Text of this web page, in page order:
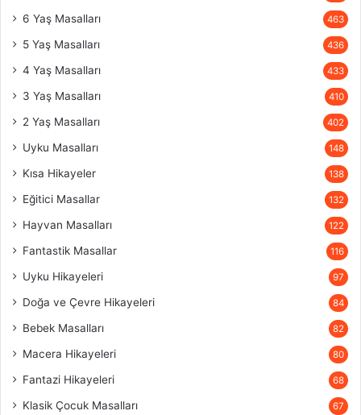
6 Yaş Masalları 463
5 Yaş Masalları 436
4 Yaş Masalları 433
3 Yaş Masalları 410
2 Yaş Masalları 402
Uyku Masalları 148
Kısa Hikayeler 138
Eğitici Masallar 132
Hayvan Masalları 122
Fantastik Masallar 116
Uyku Hikayeleri 97
Doğa ve Çevre Hikayeleri 84
Bebek Masalları 82
Macera Hikayeleri 80
Fantazi Hikayeleri 68
Klasik Çocuk Masalları 67